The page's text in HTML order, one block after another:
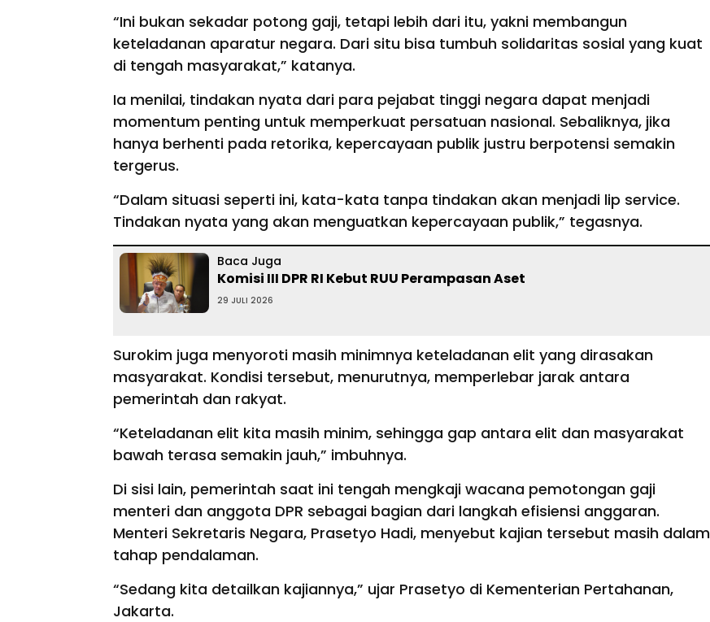
“Ini bukan sekadar potong gaji, tetapi lebih dari itu, yakni membangun
keteladanan aparatur negara. Dari situ bisa tumbuh solidaritas sosial yang kuat
di tengah masyarakat,” katanya.
Ia menilai, tindakan nyata dari para pejabat tinggi negara dapat menjadi
momentum penting untuk memperkuat persatuan nasional. Sebaliknya, jika
hanya berhenti pada retorika, kepercayaan publik justru berpotensi semakin
tergerus.
“Dalam situasi seperti ini, kata-kata tanpa tindakan akan menjadi lip service.
Tindakan nyata yang akan menguatkan kepercayaan publik,” tegasnya.
Baca Juga
Komisi III DPR RI Kebut RUU Perampasan Aset
29 JULI 2026
Surokim juga menyoroti masih minimnya keteladanan elit yang dirasakan
masyarakat. Kondisi tersebut, menurutnya, memperlebar jarak antara
pemerintah dan rakyat.
“Keteladanan elit kita masih minim, sehingga gap antara elit dan masyarakat
bawah terasa semakin jauh,” imbuhnya.
Di sisi lain, pemerintah saat ini tengah mengkaji wacana pemotongan gaji
menteri dan anggota DPR sebagai bagian dari langkah efisiensi anggaran.
Menteri Sekretaris Negara, Prasetyo Hadi, menyebut kajian tersebut masih dalam
tahap pendalaman.
“Sedang kita detailkan kajiannya,” ujar Prasetyo di Kementerian Pertahanan,
Jakarta.